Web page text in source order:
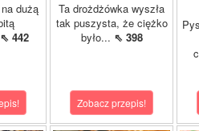
dużą
⇖ 442
Ta drożdżówka wyszła
tak puszysta, że ciężko
było... ⇖ 398
Zobacz przepis!